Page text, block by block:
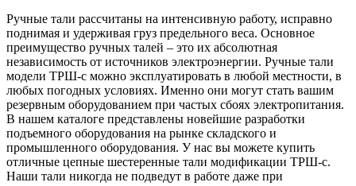
Ручные тали рассчитаны на интенсивную работу, исправно
поднимая и удерживая груз предельного веса. Основное
преимущество ручных талей – это их абсолютная
независимость от источников электроэнергии. Ручные тали
модели ТРШ-с можно эксплуатировать в любой местности, в
любых погодных условиях. Именно они могут стать вашим
резервным оборудованием при частых сбоях электропитания.
В нашем каталоге представлены новейшие разработки
подъемного оборудования на рынке складского и
промышленного оборудования. У нас вы можете купить
отличные цепные шестеренные тали модификации ТРШ-с.
Наши тали никогда не подведут в работе даже при